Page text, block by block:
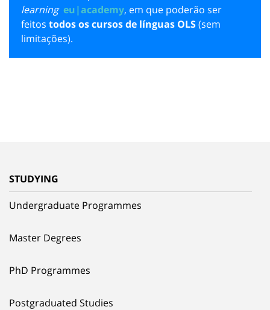
learning eu|academy, em que poderão ser
feitos todos os cursos de línguas OLS(sem
limitações).
STUDYING
Undergraduate Programmes
Master Degrees
PhD Programmes
Postgraduated Studies